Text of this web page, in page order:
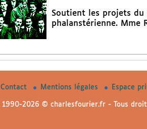
Soutient les projets du
phalanstérienne. Mme
Contact Mentions légales Espace
1990-2026 © charlesfourier.fr - Tous